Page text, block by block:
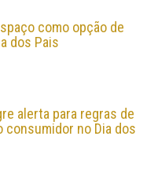
como opção de
dos Pais
alerta para regras de
no Dia dos